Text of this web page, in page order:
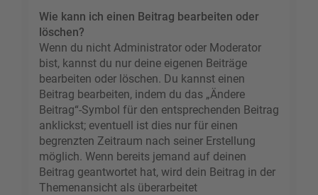
Wie kann ich einen Beitrag bearbeiten oder
löschen?
Wenn du nicht Administrator oder Moderator
bist, kannst du nur deine eigenen Beiträge
bearbeiten oder löschen. Du kannst einen
Beitrag bearbeiten, indem du das „Ändere
Beitrag“-Symbol für den entsprechenden Beitrag
anklickst; eventuell ist dies nur für einen
begrenzten Zeitraum nach seiner Erstellung
möglich. Wenn bereits jemand auf deinen
Beitrag geantwortet hat, wird dein Beitrag in der
Themenansicht als überarbeitet